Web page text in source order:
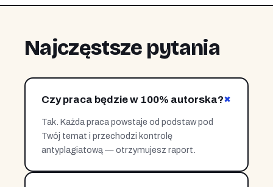
Najczęstsze pytania
Czy praca będzie w 100% autorska?+
Tak. Każda praca powstaje od podstaw pod
Twój temat i przechodzi kontrolę
antyplagiatową — otrzymujesz raport.